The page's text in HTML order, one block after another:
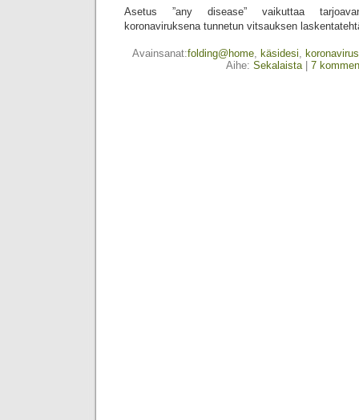
Asetus ”any disease” vaikuttaa
koronaviruksena tunnetun vitsauksen
Avainsanat:folding@home, käsidesi, koronavirus
Aihe: Sekalaista| 7